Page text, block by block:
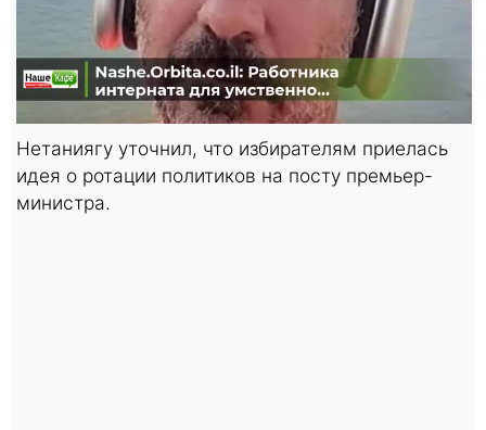
Нетаниягу уточнил, что избирателям приелась
идея о ротации политиков на посту премьер-
министра.